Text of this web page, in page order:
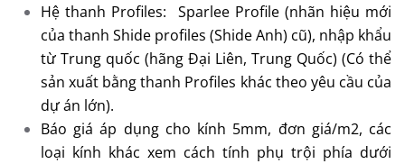
Hệ thanh Profiles: Sparlee Profile (nhãn hiệu mới
của thanh Shide profiles (Shide Anh) cũ), nhập khẩu
từ Trung quốc (hãng Đại Liên, Trung Quốc) (Có thể
sản xuất bằng thanh Profiles khác theo yêu cầu của
dự án lớn).
Báo giá áp dụng cho kính 5mm, đơn giá/m2, các
loại kính khác xem cách tính phụ trội phía dưới